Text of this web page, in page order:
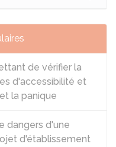
de vérifier la
d'accessibilité et
la panique
dangers d'une
d'établissement